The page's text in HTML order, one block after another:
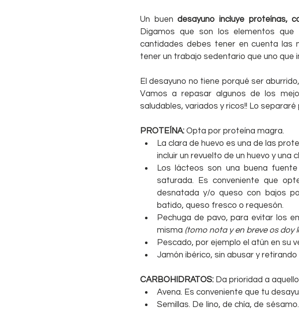
Un buen desayuno incluye proteínas,
Digamos que son los elementos
cantidades debes tener en cuenta las
tener un trabajo sedentario que uno que
El desayuno no tiene porqué ser
Vamos a repasar algunos de los
saludables, variados y ricos!! Lo
PROTEÍNA: Opta por proteína magra.
La clara de huevo es una de las
incluir un revuelto de un huevo y una
Los lácteos son una buena
saturada. Es conveniente que
desnatada y/o queso con bajos
batido, queso fresco o requesón.
Pechuga de pavo, para evitar los
misma (tomo nota y en breve os doy
Pescado, por ejemplo el atún en su
Jamón ibérico, sin abusar y
CARBOHIDRATOS: Da prioridad a
Avena. Es conveniente que tu
Semillas. De lino, de chía, de